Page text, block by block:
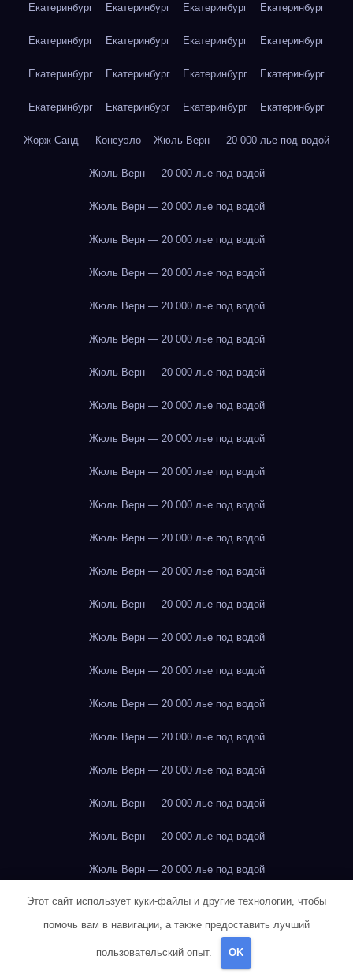
Екатеринбург Екатеринбург Екатеринбург Екатеринбург
Екатеринбург Екатеринбург Екатеринбург Екатеринбург
Екатеринбург Екатеринбург Екатеринбург Екатеринбург
Екатеринбург Екатеринбург Екатеринбург Екатеринбург
Жорж Санд — Консуэло Жюль Верн — 20 000 лье под водой
Жюль Верн — 20 000 лье под водой
Жюль Верн — 20 000 лье под водой
Жюль Верн — 20 000 лье под водой
Жюль Верн — 20 000 лье под водой
Жюль Верн — 20 000 лье под водой
Жюль Верн — 20 000 лье под водой
Жюль Верн — 20 000 лье под водой
Жюль Верн — 20 000 лье под водой
Жюль Верн — 20 000 лье под водой
Жюль Верн — 20 000 лье под водой
Жюль Верн — 20 000 лье под водой
Жюль Верн — 20 000 лье под водой
Жюль Верн — 20 000 лье под водой
Жюль Верн — 20 000 лье под водой
Жюль Верн — 20 000 лье под водой
Жюль Верн — 20 000 лье под водой
Жюль Верн — 20 000 лье под водой
Жюль Верн — 20 000 лье под водой
Жюль Верн — 20 000 лье под водой
Жюль Верн — 20 000 лье под водой
Жюль Верн — 20 000 лье под водой
Жюль Верн — 20 000 лье под водой
Жюль Верн — 20 000 лье под водой
Жюль Верн — 20 000 лье под водой
Иркутск
Этот сайт использует куки-файлы и другие технологии, чтобы
помочь вам в навигации, а также предоставить лучший
пользовательский опыт. OK